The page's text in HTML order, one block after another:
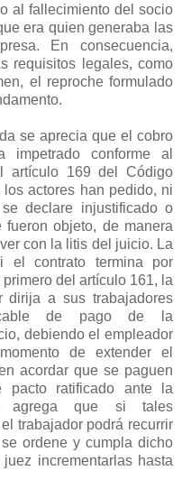
al fallecimiento del socio
era quien generaba las
En consecuencia,
requisitos legales, como
el reproche formulado
se aprecia que el cobro
conforme al
artículo 169 del Código
actores han pedido, ni
declare injustificado o
objeto, de manera
con la litis del juicio. La
el contrato termina por
del artículo 161, la
dirija a sus trabajadores
de pago de la
debiendo el empleador
de extender el
acordar que se paguen
pacto ratificado ante la
agrega que si tales
trabajador podrá recurrir
ordene y cumpla dicho
incrementarlas hasta